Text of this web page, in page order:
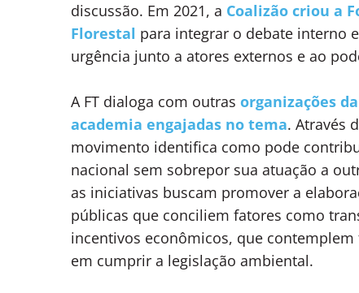
discussão. Em 2021, a Coalizão criou a
Florestal para integrar o debate interno
urgência junto a atores externos e ao
A FT dialoga com outras organizações
academia engajadas no tema. Através
movimento identifica como pode
nacional sem sobrepor sua atuação a
as iniciativas buscam promover a
públicas que conciliem fatores como
incentivos econômicos, que
em cumprir a legislação ambiental.